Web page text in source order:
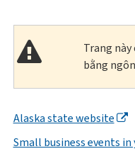
Trang
bằng
Alaska state website
Small business events in